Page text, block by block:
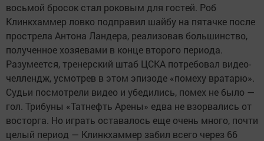
восьмой бросок стал роковым для гостей. Роб
Клинкхаммер ловко подправил шайбу на пятачке после
прострела Антона Ландера, реализовав большинство,
полученное хозяевами в конце второго периода.
Разумеется, тренерский штаб ЦСКА потребовал видео-
челлендж, усмотрев в этом эпизоде «помеху вратарю».
Судьи посмотрели видео и убедились, помех не было —
гол. Трибуны «Татнефть Арены» едва не взорвались от
восторга. Но играть оставалось еще очень много, почти
целый период — Клинкхаммер забил всего через 66